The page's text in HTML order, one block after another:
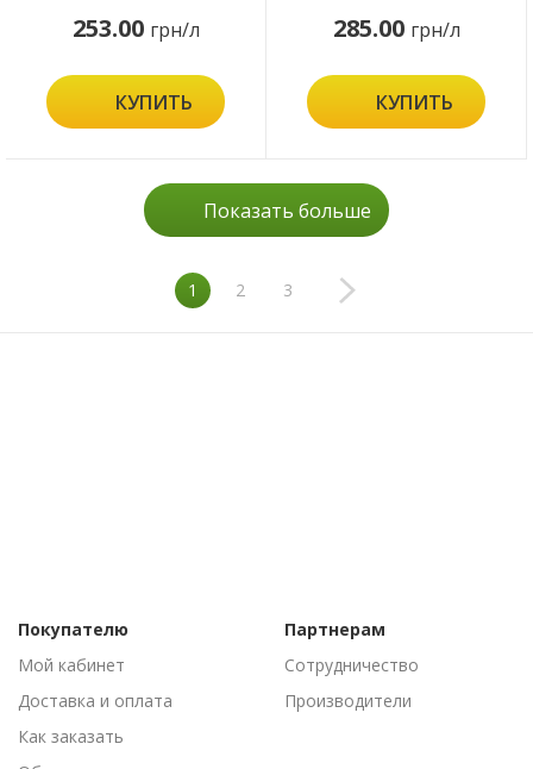
253.00 грн/л
КУПИТЬ
285.00 грн/л
КУПИТЬ
Показать больше
1 2 3
Покупателю
Мой кабинет
Доставка и оплата
Как заказать
Партнерам
Сотрудничество
Производители